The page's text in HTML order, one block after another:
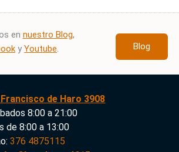
en nuestro Blog,
y Youtube. Blog
de Haro 3908
8:00 a 21:00
de 8:00 a 13:00
376 4875115